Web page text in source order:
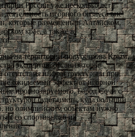
России уже несколько лет
игорного бизнеса вне
которые размещены в Алтайском,
крае, а также в
на территории полуострова Крым,
экспертов, организаторы
отсутствия инфраструктуры и при
ожидаемый эффект от игорной
прогнозируемого. Город Сочи с
будет иметь, куда больший
но олимпийским объектам нужно
со спортивного на